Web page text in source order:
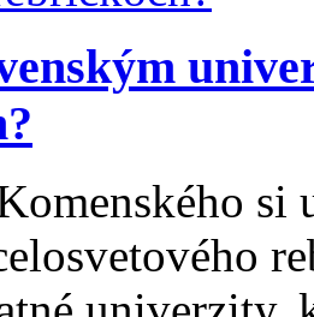
si